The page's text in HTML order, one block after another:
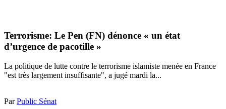
Terrorisme: Le Pen (FN) dénonce « un état
d’urgence de pacotille »
La politique de lutte contre le terrorisme islamiste menée en France
"est très largement insuffisante", a jugé mardi la...
ParPublic Sénat